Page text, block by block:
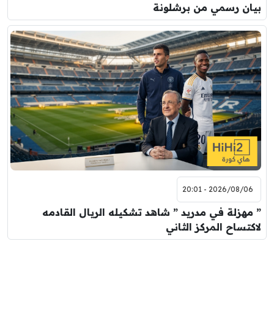
بيان رسمي من برشلونة
2026/08/06 - 20:01
” مهزلة في مدريد ” شاهد تشكيله الريال القادمه
لاكتساح المركز الثاني